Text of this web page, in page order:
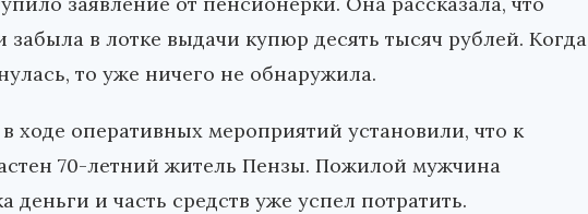
забыла в лотке выдачи купюр десять тысяч рублей. Когда
то уже ничего не обнаружила.
ходе оперативных мероприятий установили, что к
70-летний житель Пензы. Пожилой мужчина
деньги и часть средств уже успел потратить.